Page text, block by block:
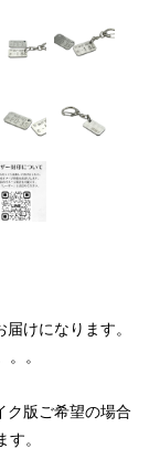
けになります。
。
ク版ご希望の場合
。